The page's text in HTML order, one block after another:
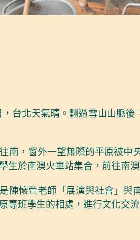
，台北天氣晴。翻過雪山山脈
南，窗外一望無際的平原被中
生於南澳火車站集合，前往南澳
陳懷萱老師「展演與社會」與
專班學生的相處，進行文化交